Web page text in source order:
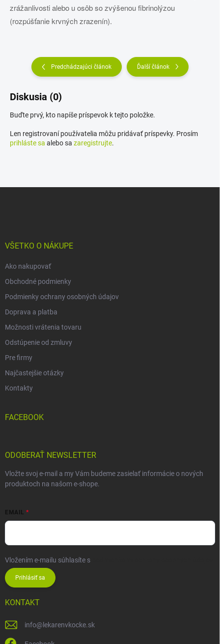
zrážanlivosti alebo u osôb so zvýšenou fibrinolýzou
(rozpúšťanie krvných zrazenín).
Predchádzajúci článok Ďalší článok
Diskusia (0)
Buďte prvý, kto napíše príspevok k tejto položke.
Len registrovaní používatelia môžu pridávať príspevky. Prosím
prihláste sa alebo sa zaregistrujte.
VŠETKO O NÁKUPE
Ako nakupovať
Obchodné podmienky
Podmienky ochrany osobných údajov
Doprava a platba
Možnosti vrátenia tovaru
Odstúpenie od zmluvy
Pre firmy
Najčastejšie otázky
Kontakty
FACEBOOK
ODOBERAŤ NEWSLETTER
Vložte svoj e-mail a my Vám budeme zasielať informácie o nových
produktoch na našom e-shope.
EMAIL
Vložením e-mailu súhlasíte s
Prihlásiť sa
KONTAKT
info@lekarenvkocke.sk